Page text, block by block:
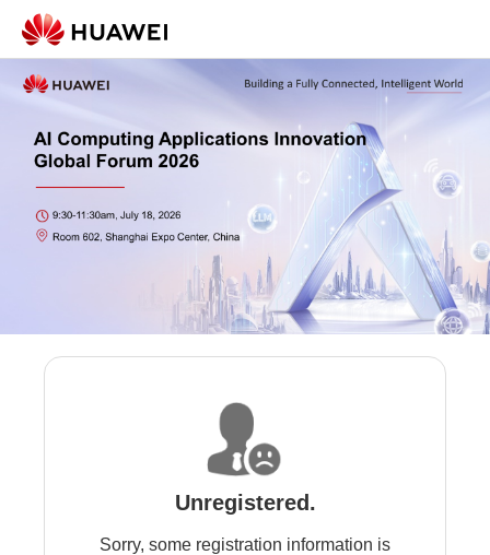
Unregistered.
Sorry, some registration information is